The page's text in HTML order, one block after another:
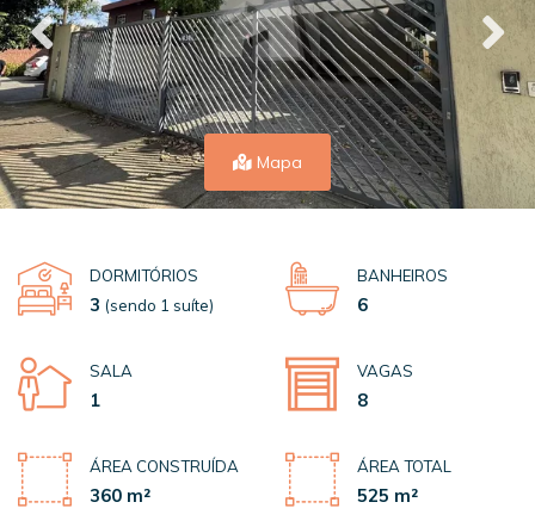
Mapa
DORMITÓRIOS
3 (sendo 1 suíte)
BANHEIROS
6
SALA
1
VAGAS
8
ÁREA CONSTRUÍDA
360 m²
ÁREA TOTAL
525 m²